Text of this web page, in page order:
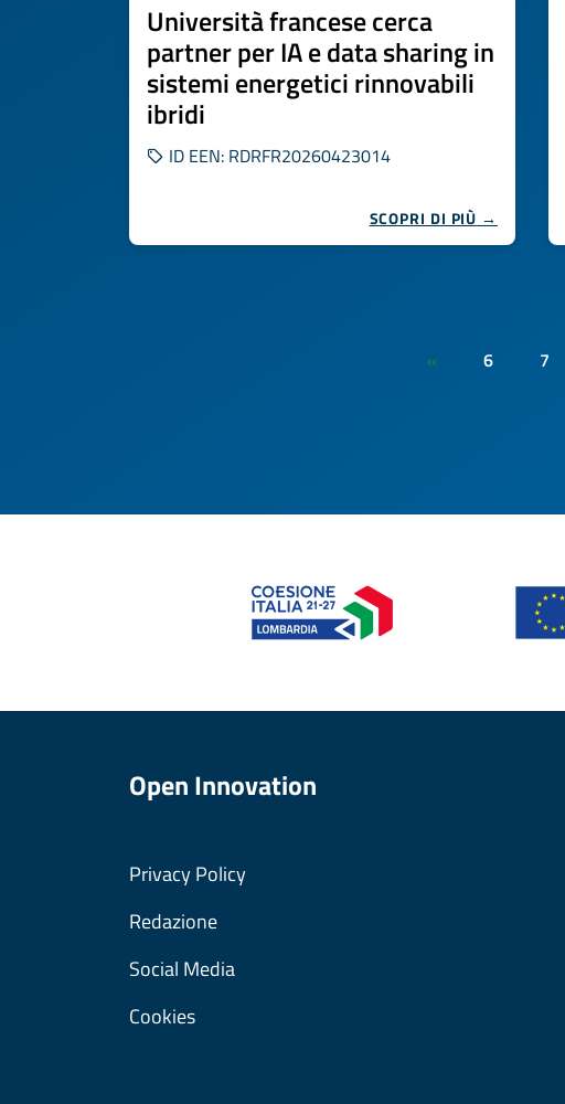
Università francese cerca
partner per IA e data sharing in
sistemi energetici rinnovabili
ibridi
ID EEN: RDRFR20260423014
SCOPRI DI PIÙ →
« 6 7
Open Innovation
Privacy Policy
Redazione
Social Media
Cookies